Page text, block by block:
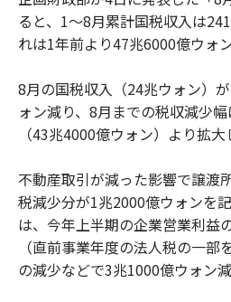
ると、1～8月累計国税収入は
れは1年前より47兆6000億ウォ
8月の国税収入（24兆ウォン）
ォン減り、8月までの税収減少
（43兆4000億ウォン）より拡大
不動産取引が減った影響で譲渡
税減少分が1兆2000億ウォンを
は、今年上半期の企業営業利益
（直前事業年度の法人税の一
の減少などで3兆1000億ウォン減